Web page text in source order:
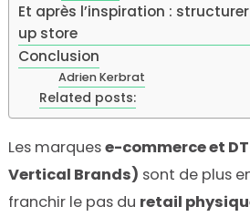
Et après l’inspiration :
up store
Conclusion
Adrien Kerbrat
Related posts:
Les marquese-commerce et
Vertical Brands) sont de plus
franchir le pas du retail